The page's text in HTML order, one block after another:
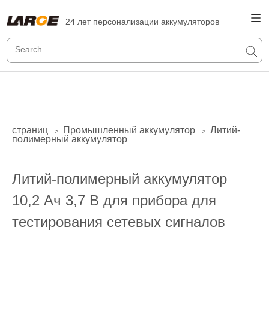
24 лет персонализации аккумуляторов
страниц > Промышленный аккумулятор >
Литий-
полимерный аккумулятор
Литий-полимерный аккумулятор
10,2 Ач 3,7 В для прибора для
тестирования сетевых сигналов